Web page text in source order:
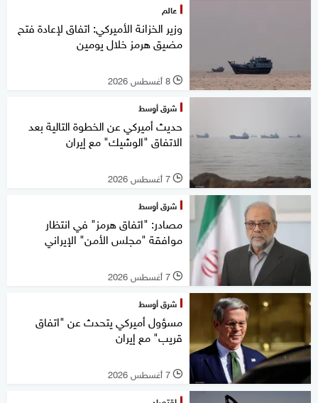
عالم
وزير الخزانة الأميركي: اتفاق لإعادة فتح
مضيق هرمز خلال يومين
l 8 أغسطس 2026
شرق أوسط
حديث أميركي عن الخطوة التالية بعد
الاتفاق "الوشيك" مع إيران
l 7 أغسطس 2026
شرق أوسط
مصادر: "اتفاق هرمز" في انتظار
موافقة "مجلس الأمن" الإيراني
l 7 أغسطس 2026
شرق أوسط
مسؤول أميركي يتحدث عن "اتفاق
قريب" مع إيران
l 7 أغسطس 2026